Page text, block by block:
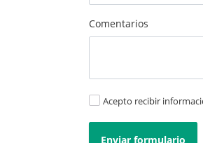
Comentarios
Acepto recibir
Enviar formulario